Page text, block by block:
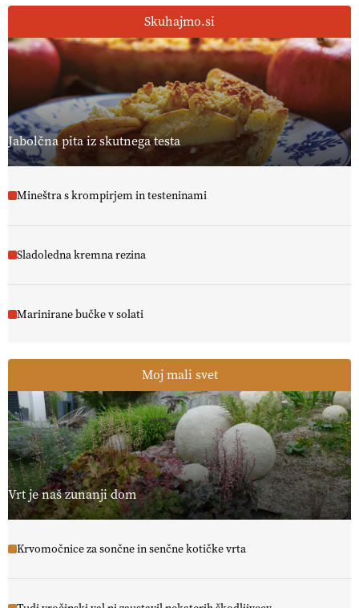
Skuhajmo.si
Jabolčna pita iz skutnega testa
Mineštra s krompirjem in testeninami
Sladoledna kremna rezina
Marinirane bučke v solati
Moj mali svet
Vrt je naš zunanji dom
Krvomočnice za sončne in senčne kotičke vrta